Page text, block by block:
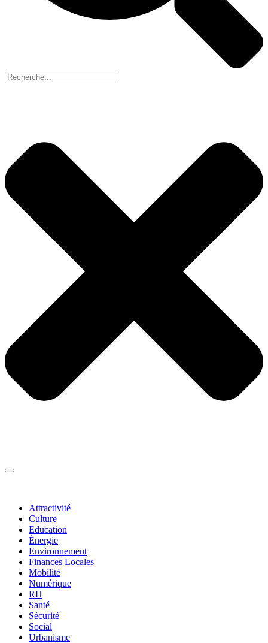
Attractivité
Culture
Education
Énergie
Environnement
Finances Locales
Mobilité
Numérique
RH
Santé
Sécurité
Social
Urbanisme